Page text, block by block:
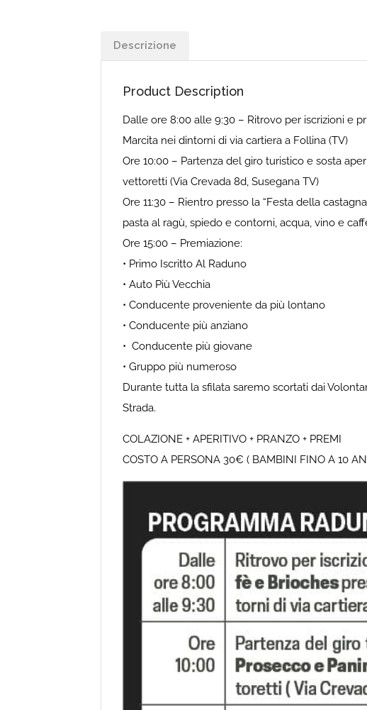
Descrizione
Product Description
Dalle ore 8:00 alle 9:30 – Ritrovo per iscrizioni e
Marcita nei dintorni di via cartiera a Follina (TV)
Ore 10:00 – Partenza del giro turistico e sosta
vettoretti (Via Crevada 8d, Susegana TV)
Ore 11:30 – Rientro presso la “Festa della
pasta al ragù, spiedo e contorni, acqua, vino e
Ore 15:00 – Premiazione:
• Primo Iscritto Al Raduno
• Auto Più Vecchia
• Conducente proveniente da più lontano
• Conducente più anziano
• Conducente più giovane
• Gruppo più numeroso
Durante tutta la sfilata saremo scortati dai
Strada.
COLAZIONE + APERITIVO + PRANZO + PREMI
COSTO A PERSONA 30€ ( BAMBINI FINO A 10